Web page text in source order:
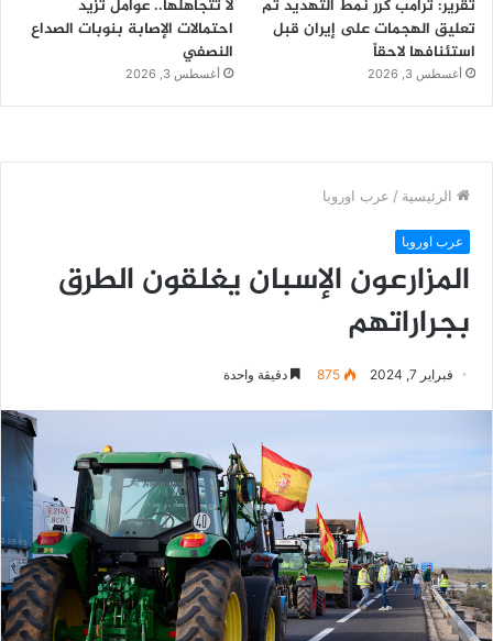
تقرير: ترامب كرر نمط التهديد ثم
تعليق الهجمات على إيران قبل
استئنافها لاحقاً
أغسطس 3, 2026
لا تتجاهلها.. عوامل تزيد
احتمالات الإصابة بنوبات الصداع
النصفي
أغسطس 3, 2026